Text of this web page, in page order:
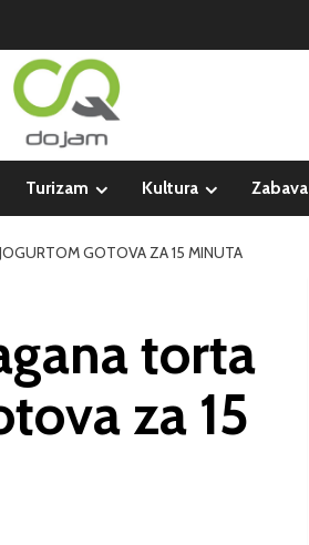
Turizam Kultura Zabava
GOTOVA ZA 15 MINUTA
torta
za 15